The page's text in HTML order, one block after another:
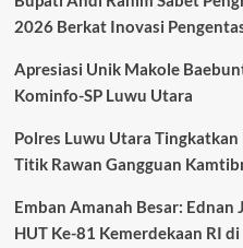
2026 Berkat Inovasi
Apresiasi Unik Makole
Kominfo-SP Luwu Utara
Polres Luwu Utara Tingkatkan
Titik Rawan Gangguan
Emban Amanah Besar:
HUT Ke-81 Kemerdekaan RI